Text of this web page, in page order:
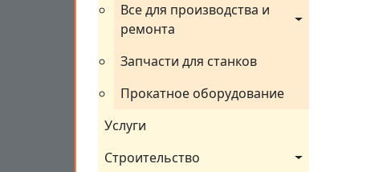
Все для производства и
ремонта
Запчасти для станков
Прокатное оборудование
Услуги
Строительство